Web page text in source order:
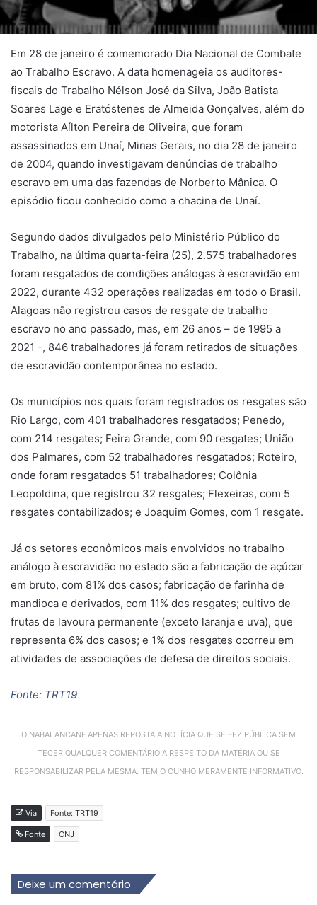
Em 28 de janeiro é comemorado Dia Nacional de Combate
ao Trabalho Escravo. A data homenageia os auditores-
fiscais do Trabalho Nélson José da Silva, João Batista
Soares Lage e Eratóstenes de Almeida Gonçalves, além do
motorista Aílton Pereira de Oliveira, que foram
assassinados em Unaí, Minas Gerais, no dia 28 de janeiro
de 2004, quando investigavam denúncias de trabalho
escravo em uma das fazendas de Norberto Mânica. O
episódio ficou conhecido como a chacina de Unaí.
Segundo dados divulgados pelo Ministério Público do
Trabalho, na última quarta-feira (25), 2.575 trabalhadores
foram resgatados de condições análogas à escravidão em
2022, durante 432 operações realizadas em todo o Brasil.
Alagoas não registrou casos de resgate de trabalho
escravo no ano passado, mas, em 26 anos – de 1995 a
2021 -, 846 trabalhadores já foram retirados de situações
de escravidão contemporânea no estado.
Os municípios nos quais foram registrados os resgates são
Rio Largo, com 401 trabalhadores resgatados; Penedo,
com 214 resgates; Feira Grande, com 90 resgates; União
dos Palmares, com 52 trabalhadores resgatados; Roteiro,
onde foram resgatados 51 trabalhadores; Colônia
Leopoldina, que registrou 32 resgates; Flexeiras, com 5
resgates contabilizados; e Joaquim Gomes, com 1 resgate.
Já os setores econômicos mais envolvidos no trabalho
análogo à escravidão no estado são a fabricação de açúcar
em bruto, com 81% dos casos; fabricação de farinha de
mandioca e derivados, com 11% dos resgates; cultivo de
frutas de lavoura permanente (exceto laranja e uva), que
representa 6% dos casos; e 1% dos resgates ocorreu em
atividades de associações de defesa de direitos sociais.
Fonte: TRT19
O NABALANCANF APENAS REPOSTA A NOTÍCIA QUE SE FEZ PÚBLICA SEM
TECER QUALQUER COMENTÁRIO A RESPEITO DA MATÉRIA OU SE
RESPONSABILIZAR PELA MESMA. TEM O CUNHO MERAMENTE INFORMATIVO.
Via Fonte: TRT19
Fonte CNJ
Deixe um comentário